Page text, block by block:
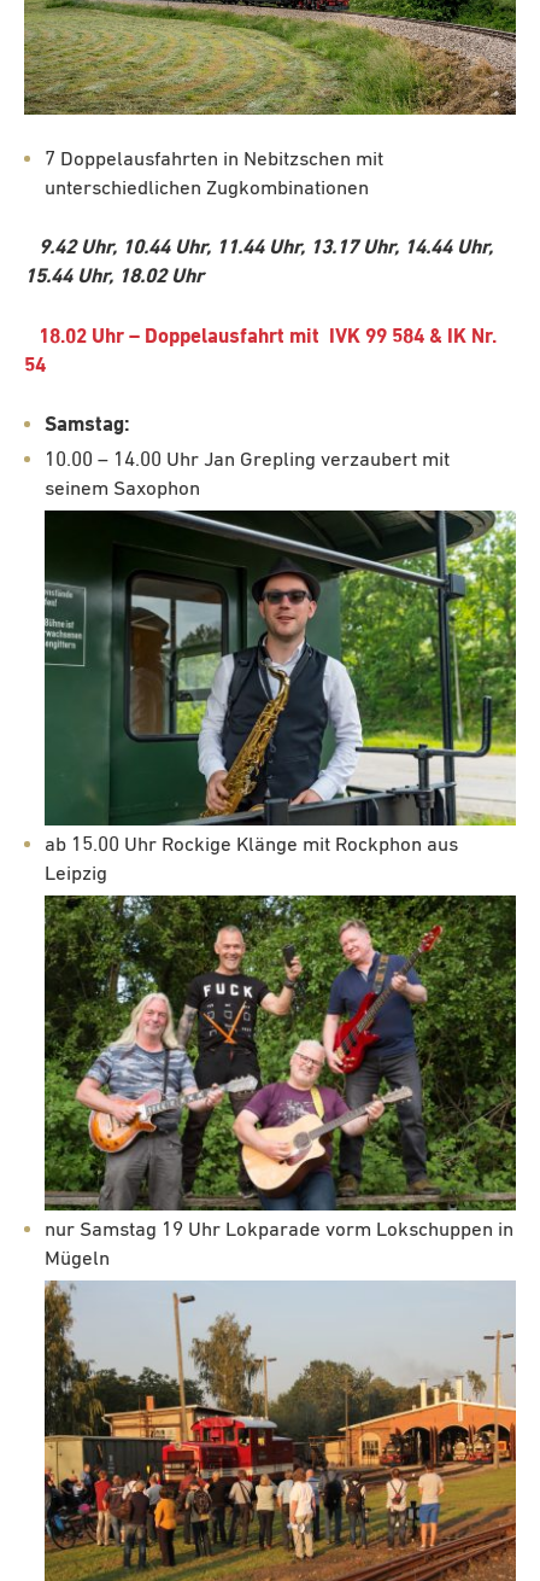
7 Doppelausfahrten in Nebitzschen mit
unterschiedlichen Zugkombinationen
9.42 Uhr, 10.44 Uhr, 11.44 Uhr, 13.17 Uhr, 14.44 Uhr,
15.44 Uhr, 18.02 Uhr
18.02 Uhr – Doppelausfahrt mit IVK 99 584 & IK Nr.
54
Samstag:
10.00 – 14.00 Uhr Jan Grepling verzaubert mit
seinem Saxophon
ab 15.00 Uhr Rockige Klänge mit Rockphon aus
Leipzig
nur Samstag 19 Uhr Lokparade vorm Lokschuppen in
Mügeln